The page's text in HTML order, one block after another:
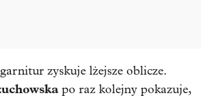
zyskuje lżejsze oblicze.
po raz kolejny pokazuje,